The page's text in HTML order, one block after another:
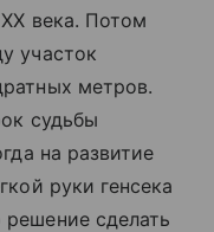
века. Потом
участок
метров.
судьбы
на развитие
руки генсека
сделать